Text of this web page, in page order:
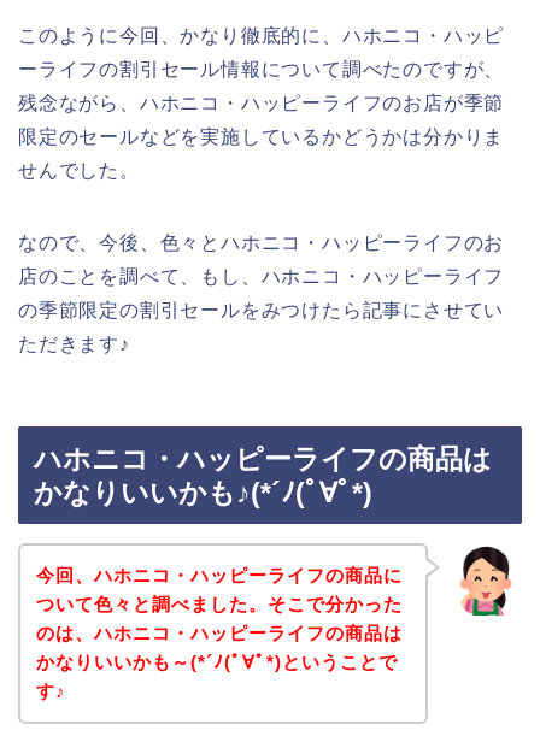
このように今回、かなり徹底的に、ハホニコ・ハッピ
ーライフの割引セール情報について調べたのですが、
残念ながら、ハホニコ・ハッピーライフのお店が季節
限定のセールなどを実施しているかどうかは分かりま
せんでした。
なので、今後、色々とハホニコ・ハッピーライフのお
店のことを調べて、もし、ハホニコ・ハッピーライフ
の季節限定の割引セールをみつけたら記事にさせてい
ただきます♪
ハホニコ・ハッピーライフの商品は
かなりいいかも♪(*´ﾉ(ﾟ∀ﾟ*)
今回、ハホニコ・ハッピーライフの商品に
ついて色々と調べました。そこで分かった
のは、ハホニコ・ハッピーライフの商品は
かなりいいかも～(*´ﾉ(ﾟ∀ﾟ*)ということで
す♪